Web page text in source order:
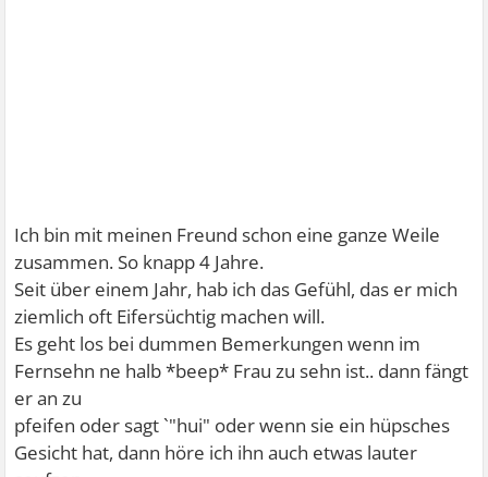
Ich bin mit meinen Freund schon eine ganze Weile
zusammen. So knapp 4 Jahre.
Seit über einem Jahr, hab ich das Gefühl, das er mich
ziemlich oft Eifersüchtig machen will.
Es geht los bei dummen Bemerkungen wenn im
Fernsehn ne halb *beep* Frau zu sehn ist.. dann fängt
er an zu
pfeifen oder sagt `"hui" oder wenn sie ein hüpsches
Gesicht hat, dann höre ich ihn auch etwas lauter